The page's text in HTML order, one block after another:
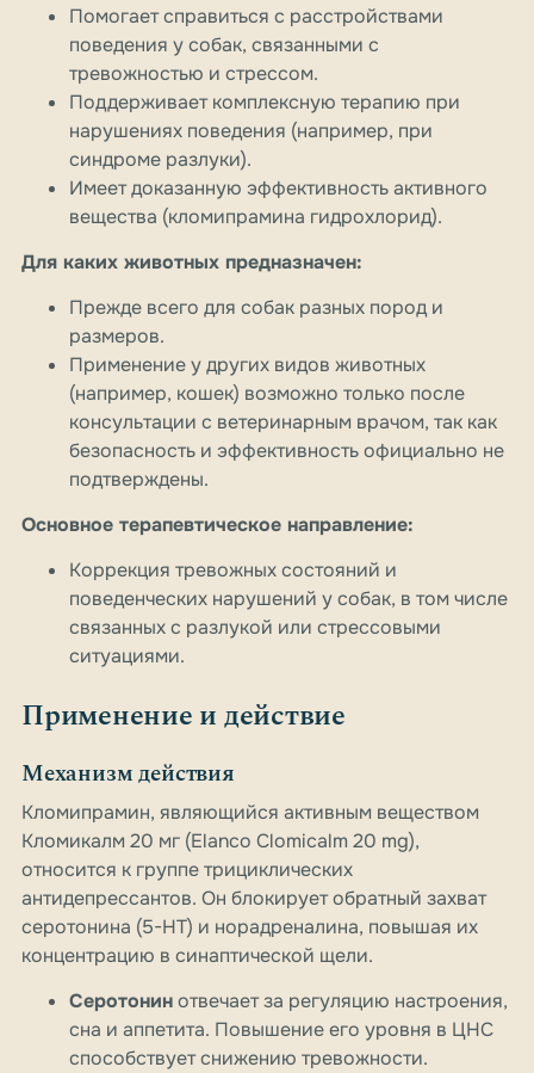
Помогает справиться с расстройствами
поведения у собак, связанными с
тревожностью и стрессом.
Поддерживает комплексную терапию при
нарушениях поведения (например, при
синдроме разлуки).
Имеет доказанную эффективность активного
вещества (кломипрамина гидрохлорид).
Для каких животных предназначен:
Прежде всего для собак разных пород и
размеров.
Применение у других видов животных
(например, кошек) возможно только после
консультации с ветеринарным врачом, так как
безопасность и эффективность официально не
подтверждены.
Основное терапевтическое направление:
Коррекция тревожных состояний и
поведенческих нарушений у собак, в том числе
связанных с разлукой или стрессовыми
ситуациями.
Применение и действие
Механизм действия
Кломипрамин, являющийся активным веществом
Кломикалм 20 мг (Elanco Clomicalm 20 mg),
относится к группе трициклических
антидепрессантов. Он блокирует обратный захват
серотонина (5-HT) и норадреналина, повышая их
концентрацию в синаптической щели.
Серотонинотвечает за регуляцию настроения,
сна и аппетита. Повышение его уровня в ЦНС
способствует снижению тревожности.